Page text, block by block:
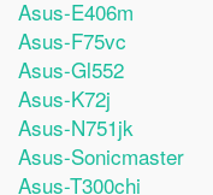
Asus-E406m
Asus-F75vc
Asus-Gl552
Asus-K72j
Asus-N751jk
Asus-Sonicmaster
Asus-T300chi